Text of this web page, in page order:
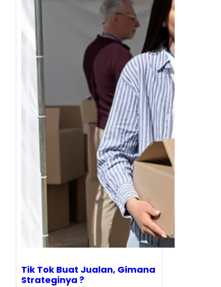
Tik Tok Buat Jualan, Gimana
Strateginya ?